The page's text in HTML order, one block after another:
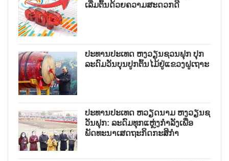
ເລີ່ມຕົ້ນດ້ວຍຄວາມສະດວກດີ
ປະທານປະເທດ ຫງວຽນຊວນຟຸກ ປຸກ
ລະດົມວັນບຸນປູກຕົ້ນໄມ້ຢູ່ແຂວງຝູເຖາະ
ປະທານປະເທດ ຫວຽດນາມ ຫງວຽນຊ
ວັນຟຸກ: ລະດົມທຸກແຫຼ່ງກຳລັງເພື່ອ
ພັດທະນາເສດຖະກິດກະສິກຳ